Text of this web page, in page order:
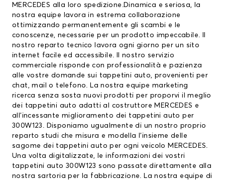
MERCEDES alla loro spedizione.Dinamica e seriosa, la
nostra equipe lavora in estrema collaborazione
ottimizzando permanentemente gli scambi e le
conoscenze, necessarie per un prodotto impeccabile. Il
nostro reparto tecnico lavora ogni giorno per un sito
internet facile ed accessibile. Il nostro servizio
commerciale risponde con professionalità e pazienza
alle vostre domande sui tappetini auto, provenienti per
chat, mail o telefono. La nostra equipe marketing
ricerca senza sosta nuovi prodotti per proporvi il meglio
dei tappetini auto adatti al costruttore MERCEDES e
all’incessante miglioramento dei tappetini auto per
300W123. Disponiamo ugualmente di un nostro proprio
reparto studi che misura e modella l’insieme delle
sagome dei tappetini auto per ogni veicolo MERCEDES.
Una volta digitalizzate, le informazioni dei vostri
tappetini auto 300W123 sono passate direttamente alla
nostra sartoria per la fabbricazione. La nostra equipe di